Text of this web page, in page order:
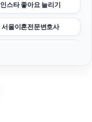
인스타 좋아요 늘리기
서울이혼전문변호사